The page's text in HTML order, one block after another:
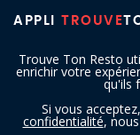
Trouve Ton Resto
enrichir votre
qu'ils
Si vous
confidentialité,
APPLI TROUVE
SUIVEZ-NOUS